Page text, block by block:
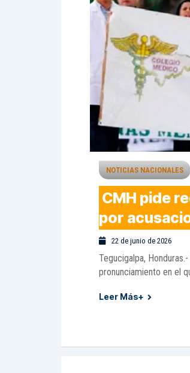
NOTICIAS NACIONALES
CMH pide
por
22 de junio de 2026
Tegucigalpa,
pronunciamiento en el
Leer Más+